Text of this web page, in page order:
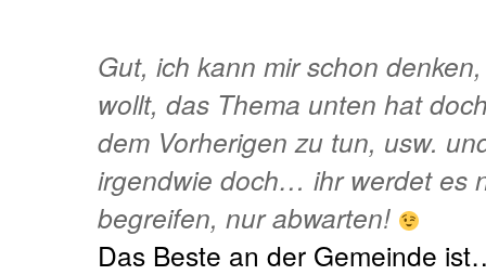
Gut, ich kann mir schon
wollt, das Thema unten hat
dem Vorherigen zu tun, usw.
irgendwie doch… ihr werdet es
begreifen, nur abwarten!
Das Beste an der Gemeinde